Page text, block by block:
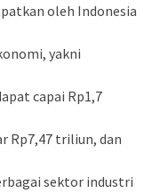
oleh Indonesia
yakni
capai Rp1,7
Rp7,47 triliun, dan
sektor industri